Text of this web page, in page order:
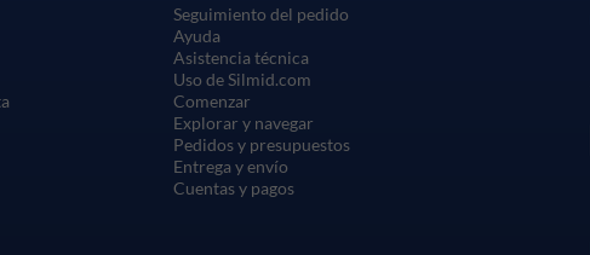
Seguimiento del pedido
Ayuda
Asistencia técnica
Uso de Silmid.com
Comenzar
Explorar y navegar
Pedidos y presupuestos
Entrega y envío
Cuentas y pagos